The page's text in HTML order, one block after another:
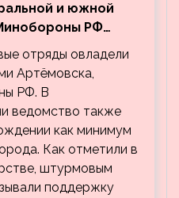
и южной
РФ
ещё трёх
отряды овладели
Артёмовска,
РФ. В
ведомство также
как минимум
Как отметили в
штурмовым
поддержку